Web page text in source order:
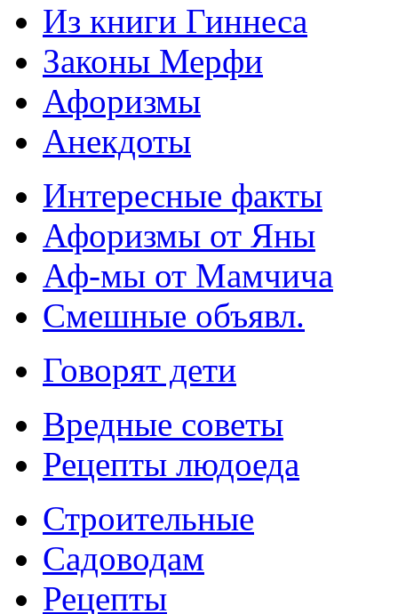
Из книги Гиннеса
Законы Мерфи
Афоризмы
Анекдоты
Интересные факты
Афоризмы от Яны
Аф-мы от Мамчича
Смешные объявл.
Говорят дети
Вредные советы
Рецепты людоеда
Строительные
Садоводам
Рецепты